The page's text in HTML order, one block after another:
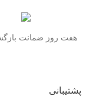
هفت روز ضمانت
پشتیبانی